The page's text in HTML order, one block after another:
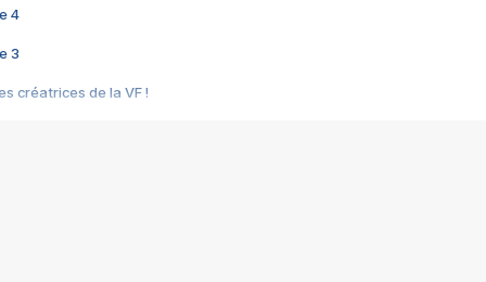
4
3
créatrices de la VF !